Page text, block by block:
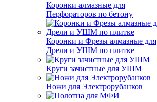
Коронки алмазные для
Перфораторов по бетону
Коронки и Фрезы алмазные для
Дрели и УШМ по плитке
Круги зачистные для УШМ
Ножи для Электрорубанков